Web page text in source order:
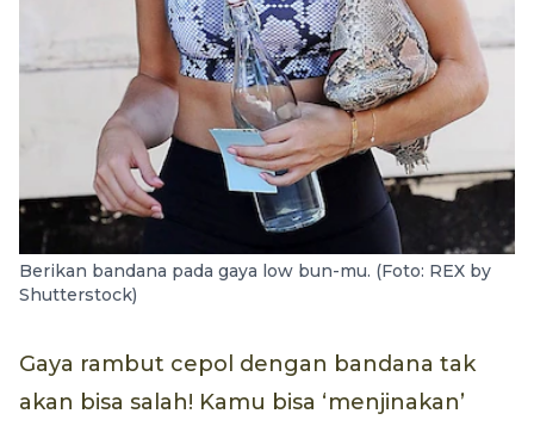
Berikan bandana pada gaya low bun-mu. (Foto: REX by
Shutterstock)
Gaya rambut cepol dengan bandana tak
akan bisa salah! Kamu bisa ‘menjinakan’